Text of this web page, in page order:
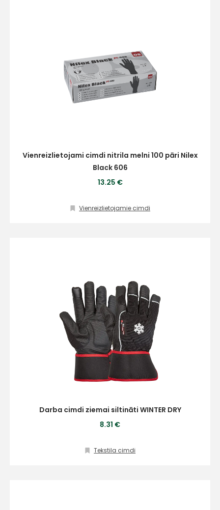
Vienreizlietojami cimdi nitrila melni 100 pāri Nilex
Black 606
13.25 €
Vienreizlietojamie cimdi
Darba cimdi ziemai siltināti WINTER DRY
8.31 €
Tekstila cimdi
info@hards.lv